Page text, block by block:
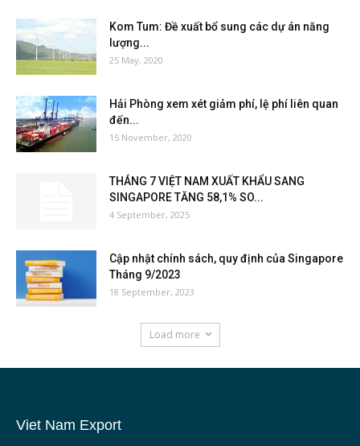
Kom Tum: Đề xuất bổ sung các dự án năng
lượng...
25 May, 2020
Hải Phòng xem xét giảm phí, lệ phí liên quan
đến...
15 November, 2020
THÁNG 7 VIỆT NAM XUẤT KHẨU SANG
SINGAPORE TĂNG 58,1% SO...
4 September, 2025
Cập nhật chính sách, quy định của Singapore
Tháng 9/2023
18 September, 2023
Load more
Viet Nam Export